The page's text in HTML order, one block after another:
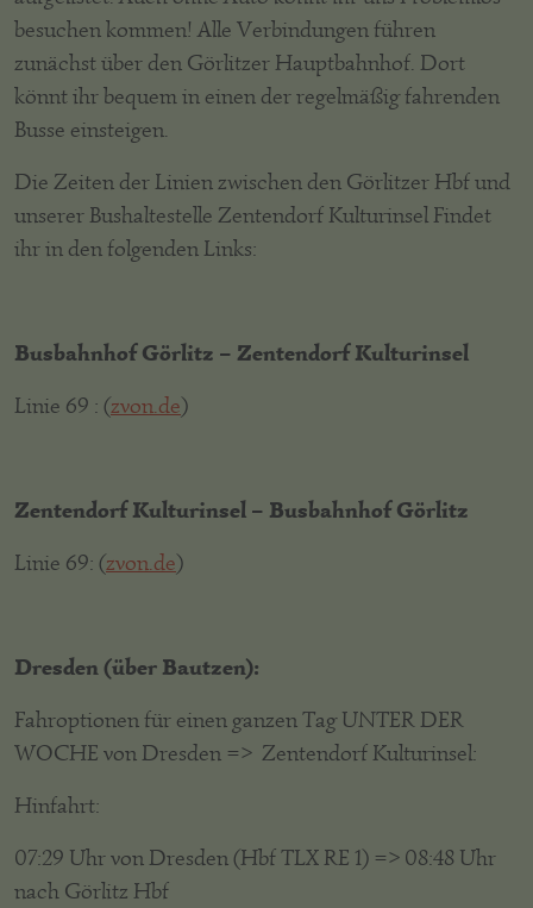
besuchen kommen! Alle Verbindungen führen
zunächst über den Görlitzer Hauptbahnhof. Dort
könnt ihr bequem in einen der regelmäßig fahrenden
Busse einsteigen.
Die Zeiten der Linien zwischen den Görlitzer Hbf und
unserer Bushaltestelle Zentendorf Kulturinsel Findet
ihr in den folgenden Links:
Busbahnhof Görlitz – Zentendorf Kulturinsel
Linie 69 : (zvon.de)
Zentendorf Kulturinsel – Busbahnhof Görlitz
Linie 69: (zvon.de)
Dresden (über Bautzen):
Fahroptionen für einen ganzen Tag UNTER DER
WOCHE von Dresden => Zentendorf Kulturinsel:
Hinfahrt:
07:29 Uhr von Dresden (Hbf TLX RE 1) => 08:48 Uhr
nach Görlitz Hbf